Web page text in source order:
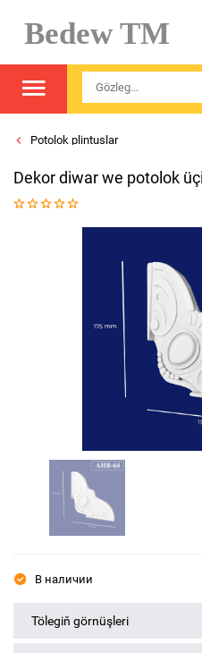
Bedew TM
Potolok plintuslar
Dekor diwar we potolok
В наличии
Tölegiň görnüşleri